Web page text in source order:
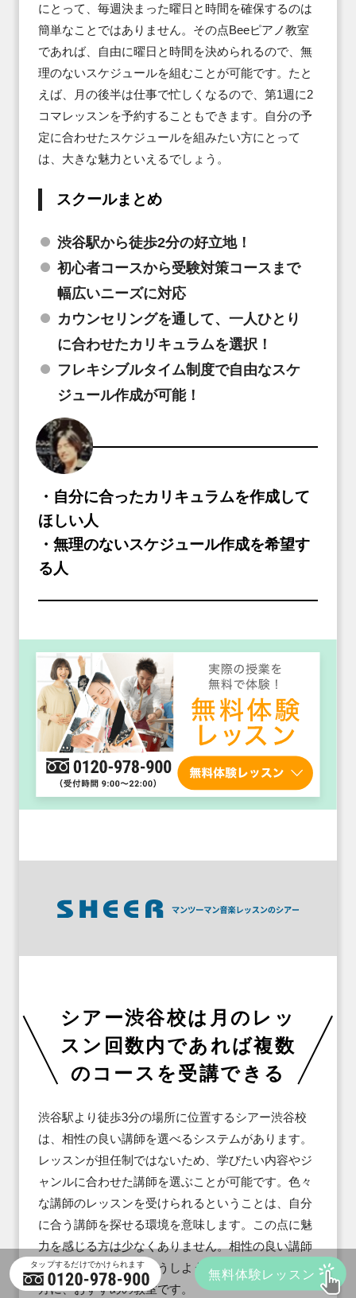
にとって、毎週決まった曜日と時間を確保するのは
簡単なことではありません。その点Beeピアノ教室
であれば、自由に曜日と時間を決められるので、無
理のないスケジュールを組むことが可能です。たと
えば、月の後半は仕事で忙しくなるので、第1週に2
コマレッスンを予約することもできます。自分の予
定に合わせたスケジュールを組みたい方にとって
は、大きな魅力といえるでしょう。
スクールまとめ
渋谷駅から徒歩2分の好立地！
初心者コースから受験対策コースまで
幅広いニーズに対応
カウンセリングを通して、一人ひとり
に合わせたカリキュラムを選択！
フレキシブルタイム制度で自由なスケ
ジュール作成が可能！
・自分に合ったカリキュラムを作成して
ほしい人
・無理のないスケジュール作成を希望す
る人
シアー渋谷校は月のレッ
スン回数内であれば複数
のコースを受講できる
渋谷駅より徒歩3分の場所に位置するシアー渋谷校
は、相性の良い講師を選べるシステムがあります。
レッスンが担任制ではないため、学びたい内容やジ
ャンルに合わせた講師を選ぶことが可能です。色々
な講師のレッスンを受けられるということは、自分
に合う講師を探せる環境を意味します。この点に魅
力を感じる方は少なくありません。相性の良い講師
にあたらなかったらどうしようと不安を感じている
方に、おすすめの教室です。